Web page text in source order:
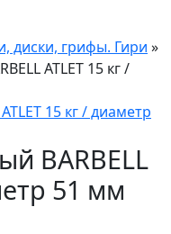
диски, грифы. Гири »
ATLET 15 кг /
BARBELL
51 мм